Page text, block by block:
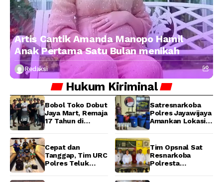
Artis Cantik Amanda Manopo Hamil
Anak Pertama Satu Bulan menikah
Redaksi
Hukum Kiriminal
Bobol Toko Dobut
Jaya Mart, Remaja
17 Tahun di
URC Resmob
Jatanras Polda
Papua Barat
Satresnarkoba
Polres Jayawijaya
Amankan Lokasi
Wamena
Cepat dan
Tanggap, Tim URC
Polres Teluk
Tim Opsnal Sat
Resnarkoba
Polresta